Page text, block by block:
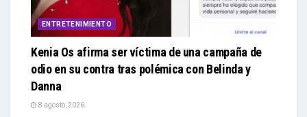
ENTRETENIMIENTO
Kenia Os afirma ser víctima de una campaña de
odio en su contra tras polémica con Belinda y
Danna
8 agosto, 2026